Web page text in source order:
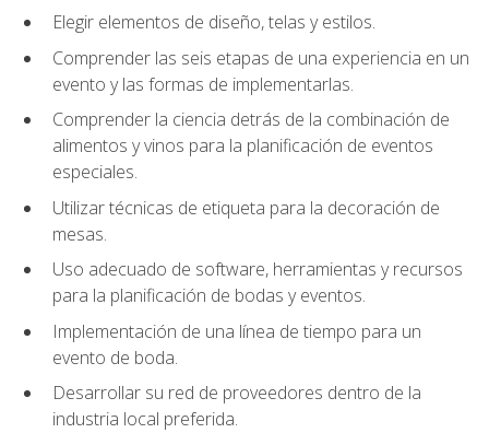
Elegir elementos de diseño, telas y estilos.
Comprender las seis etapas de una experiencia en un
evento y las formas de implementarlas.
Comprender la ciencia detrás de la combinación de
alimentos y vinos para la planificación de eventos
especiales.
Utilizar técnicas de etiqueta para la decoración de
mesas.
Uso adecuado de software, herramientas y recursos
para la planificación de bodas y eventos.
Implementación de una línea de tiempo para un
evento de boda.
Desarrollar su red de proveedores dentro de la
industria local preferida.